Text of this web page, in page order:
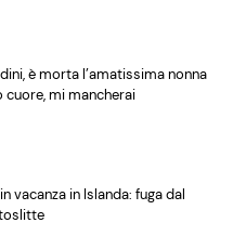
è morta l’amatissima nonna
cuore, mi mancherai
vacanza in Islanda: fuga dal